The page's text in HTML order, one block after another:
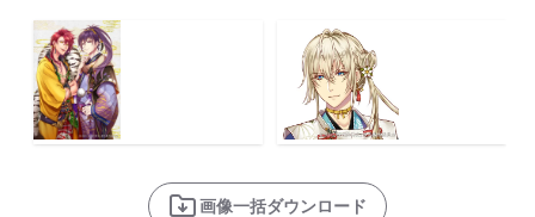
画像一括ダウンロード